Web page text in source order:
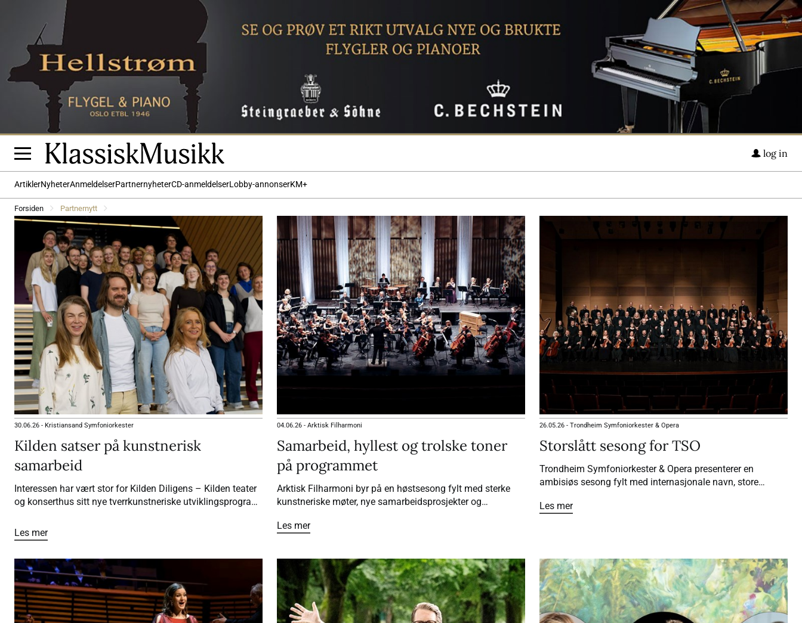
log in
ArtiklerNyheterAnmeldelserPartnernyheterCD-anmeldelserLobby-annonserKM+
Forsiden Partnernytt
30.06.26 - Kristiansand Symfoniorkester
Kilden satser på kunstnerisk
samarbeid
Interessen har vært stor for Kilden Diligens – Kilden teater
og konserthus sitt nye tverrkunstneriske utviklingsprogram.
Les mer
04.06.26 - Arktisk Filharmoni
Samarbeid, hyllest og trolske toner
på programmet
Arktisk Filharmoni byr på en høstsesong fylt med sterke
kunstneriske møter, nye samarbeidsprosjekter og
storslått forestilling om fotografen Kåre Kivijärvi, en ny
Les mer
26.05.26 - Trondheim Symfoniorkester & Opera
Storslått sesong for TSO
Trondheim Symfoniorkester & Opera presenterer en
ambisiøs sesong fylt med internasjonale navn, store
2026/27 peker samtidig tydelig fram mot Nasjonaljubileet i
Les mer